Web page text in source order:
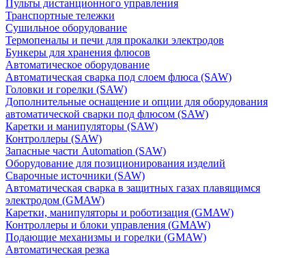
Пульты дистанционного управления
Транспортные тележки
Сушильное оборудование
Термопеналы и печи для прокалки электродов
Бункеры для хранения флюсов
Автоматическое оборудование
Автоматическая сварка под слоем флюса (SAW)
Головки и горелки (SAW)
Дополнительные оснащение и опции для оборудования
автоматической сварки под флюсом (SAW)
Каретки и манипуляторы (SAW)
Контроллеры (SAW)
Запасные части Automation (SAW)
Оборудование для позиционирования изделий
Сварочные источники (SAW)
Автоматическая сварка в защитных газах плавящимся
электродом (GMAW)
Каретки, манипуляторы и роботизация (GMAW)
Контроллеры и блоки управления (GMAW)
Подающие механизмы и горелки (GMAW)
Автоматическая резка